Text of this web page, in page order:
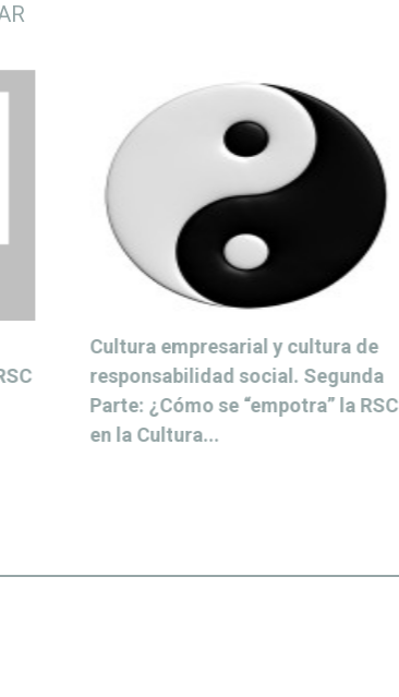
Cultura empresarial y cultura de
responsabilidad social. Segunda
Parte: ¿Cómo se “empotra” la RSC
en la Cultura...